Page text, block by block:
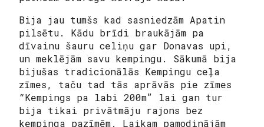
Bija jau tumšs kad sasniedzām Apatin
pilsētu. Kādu brīdi braukājām pa
dīvainu šauru celiņu gar Donavas upi,
un meklējām savu kempingu. Sākumā bija
bijušas tradicionālās Kempingu ceļa
zīmes, taču tad tās aprāvās pie zīmes
“Kempings pa labi 200m” lai gan tur
bija tikai privātmāju rajons bez
kempinga pazīmēm. Laikam pamodinājām